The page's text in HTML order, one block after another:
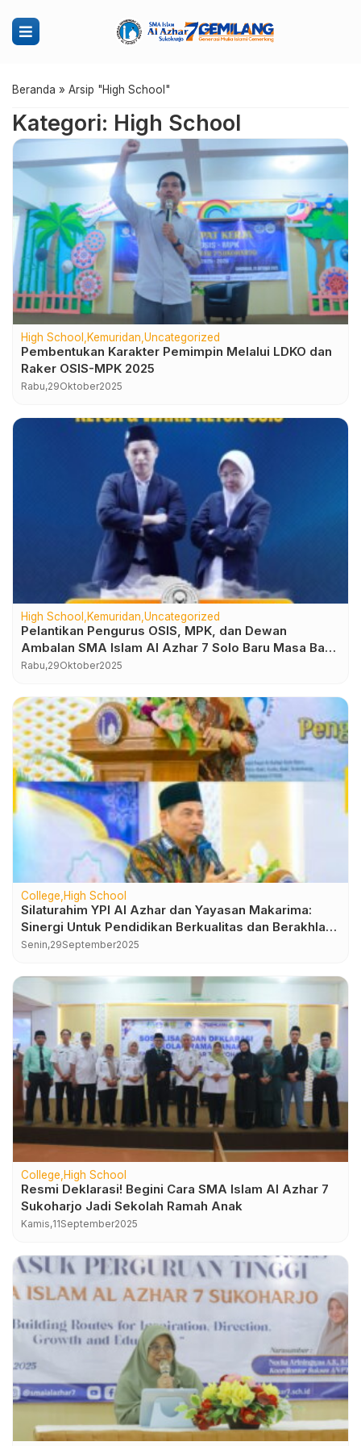
Beranda » Arsip "High School"
Kategori: High School
High School Kemuridan Uncategorized
Pembentukan Karakter Pemimpin Melalui LDKO dan
Raker OSIS-MPK 2025
Rabu,29Oktober2025
High School Kemuridan Uncategorized
Pelantikan Pengurus OSIS, MPK, dan Dewan
Ambalan SMA Islam Al Azhar 7 Solo Baru Masa Bakti
2025–2026
Rabu,29Oktober2025
College High School
Silaturahim YPI Al Azhar dan Yayasan Makarima:
Sinergi Untuk Pendidikan Berkualitas dan Berakhlak
Mulia
Senin,29September2025
College High School
Resmi Deklarasi! Begini Cara SMA Islam Al Azhar 7
Sukoharjo Jadi Sekolah Ramah Anak
Kamis,11September2025